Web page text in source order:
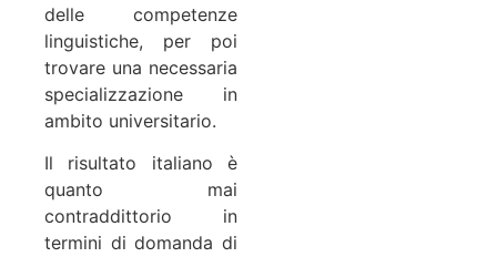
delle competenze
linguistiche, per poi
trovare una necessaria
specializzazione in
ambito universitario.
Il risultato italiano è
quanto mai
contraddittorio in
termini di domanda di